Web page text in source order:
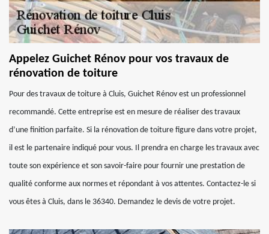
Appelez Guichet Rénov pour vos travaux de
rénovation de toiture
Pour des travaux de toiture à Cluis, Guichet Rénov est un professionnel
recommandé. Cette entreprise est en mesure de réaliser des travaux
d’une finition parfaite. Si la rénovation de toiture figure dans votre projet,
il est le partenaire indiqué pour vous. Il prendra en charge les travaux avec
toute son expérience et son savoir-faire pour fournir une prestation de
qualité conforme aux normes et répondant à vos attentes. Contactez-le si
vous êtes à Cluis, dans le 36340. Demandez le devis de votre projet.